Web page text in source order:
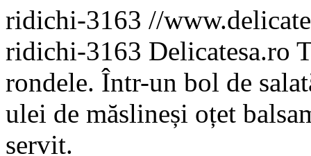
ridichi-3163 //
ridichi-3163 Delicatesa.ro
rondele. Într-un bol de
ulei de măslineși oțet
servit.